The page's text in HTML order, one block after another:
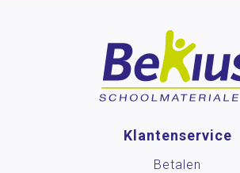
Klantenservice
Betalen